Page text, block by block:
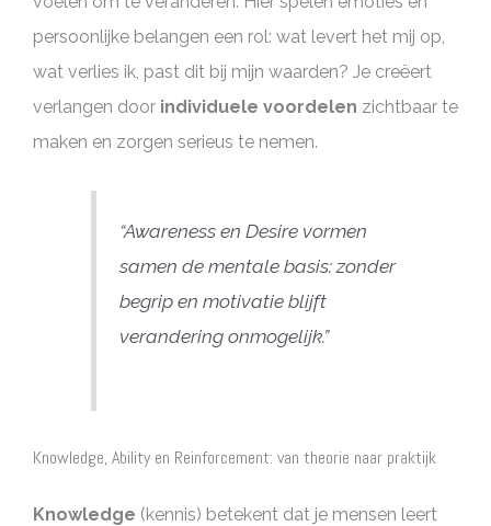
persoonlijke belangen een rol: wat levert het mij op,
wat verlies ik, past dit bij mijn waarden? Je creëert
verlangen door individuele voordelen zichtbaar te
maken en zorgen serieus te nemen.
“Awareness en Desire vormen
samen de mentale basis: zonder
begrip en motivatie blijft
verandering onmogelijk.”
Knowledge, Ability en Reinforcement: van theorie naar praktijk
Knowledge (kennis) betekent dat je mensen leert